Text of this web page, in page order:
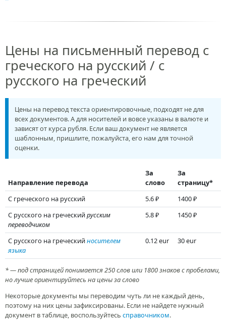
Цены на письменный перевод с
греческого на русский / с
русского на греческий
Цены на перевод текста ориентировочные, подходят не для
всех документов. А для носителей и вовсе указаны в валюте и
зависят от курса рубля. Если ваш документ не является
шаблонным, пришлите, пожалуйста, его нам для точной
оценки.
Направление перевода
За
слово
За
страницу*
С греческого на русский
5.6 ₽
1400 ₽
С русского на греческийрусским
переводчиком
5.8 ₽ 1450 ₽
С русского на греческийносителем
языка
0.12 eur 30 eur
* — под страницей понимается 250 слов или 1800 знаков с пробелами,
но лучше ориентируйтесь на цены за слово
Некоторые документы мы переводим чуть ли не каждый день,
поэтому на них цены зафиксированы. Если не найдете нужный
документ в таблице, воспользуйтесь справочником.